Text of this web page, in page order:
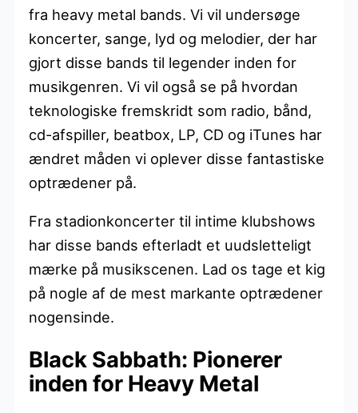
fra heavy metal bands. Vi vil undersøge
koncerter, sange, lyd og melodier, der har
gjort disse bands til legender inden for
musikgenren. Vi vil også se på hvordan
teknologiske fremskridt som radio, bånd,
cd-afspiller, beatbox, LP, CD og iTunes har
ændret måden vi oplever disse fantastiske
optrædener på.
Fra stadionkoncerter til intime klubshows
har disse bands efterladt et uudsletteligt
mærke på musikscenen. Lad os tage et kig
på nogle af de mest markante optrædener
nogensinde.
Black Sabbath: Pionerer
inden for Heavy Metal